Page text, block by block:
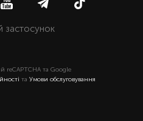
застосунок
reCAPTCHA та Google
та Умови обслуговування